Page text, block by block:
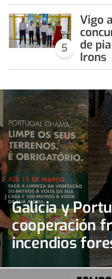
5
Vigo
de
Irons
Galicia y
cooperación
incendios